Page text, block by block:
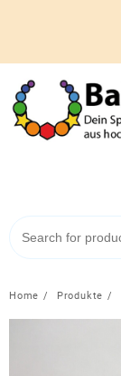
Home Produkte